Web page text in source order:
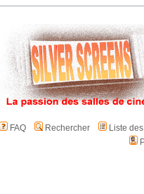
FAQ Rechercher
Liste